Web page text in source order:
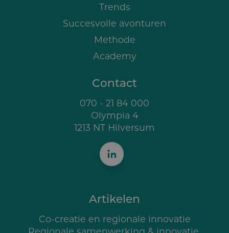
Trends
Succesvolle avonturen
Methode
Academy
Contact
070 - 21 84 000
Olympia 4
1213 NT Hilversum
Artikelen
Co-creatie en regionale innovatie